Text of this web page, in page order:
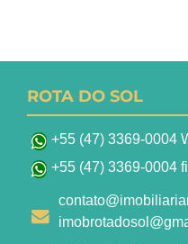
ROTA DO SOL
+55 (47) 3369-0004
+55 (47) 3369-0004